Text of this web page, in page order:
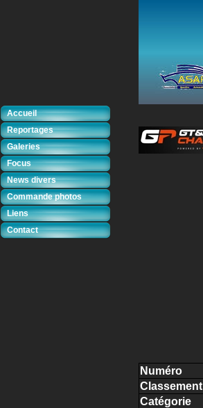
Accueil
Reportages
Galeries
Focus
News divers
Commande photos
Liens
Contact
Numéro
Classement
Catégorie